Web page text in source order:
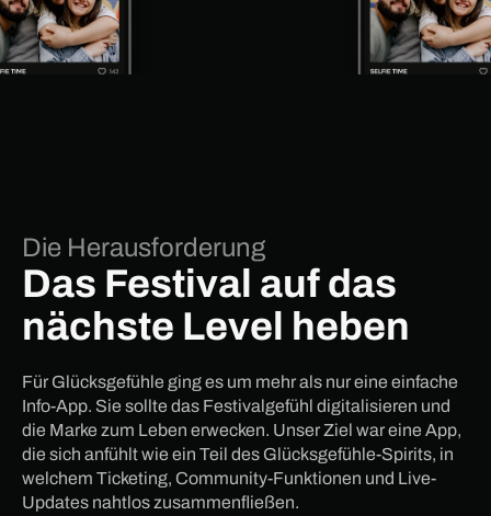
Die Herausforderung
Das Festival auf das
nächste Level heben
Für Glücksgefühle ging es um mehr als nur eine einfache
Info-App. Sie sollte das Festivalgefühl digitalisieren und
die Marke zum Leben erwecken. Unser Ziel war eine App,
die sich anfühlt wie ein Teil des Glücksgefühle-Spirits, in
welchem Ticketing, Community-Funktionen und Live-
Updates nahtlos zusammenfließen.